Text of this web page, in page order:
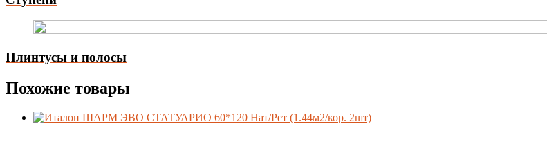
Плинтусы и полосы
Похожие товары